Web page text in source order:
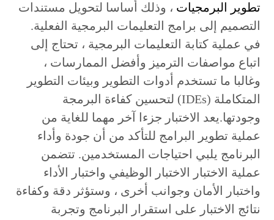
تطوير البرمجيات ، وذلك أساسا لتحويل مستندات
التصميم إلى برامج التعليمات البرمجية الفعلية.
في عملية كتابة التعليمات البرمجية ، تحتاج إلى
اتباع مواصفات الترميز وأفضل الممارسات ،
وغالبا ما تستخدم أدوات التطوير وبيئات التطوير
المتكاملة (IDEs) لتحسين كفاءة البرمجة
وجودتها.يعد الاختبار جزءا آخر مهما للغاية من
عملية تطوير البرامج للتأكد من أن جودة وأداء
البرنامج يلبي احتياجات المستخدمين. تتضمن
عملية الاختبار الاختبار الوظيفي واختبار الأداء
واختبار الأمان وجوانب أخرى ، وستؤثر دقة وكفاءة
نتائج الاختبار على استقرار البرنامج وتجربة